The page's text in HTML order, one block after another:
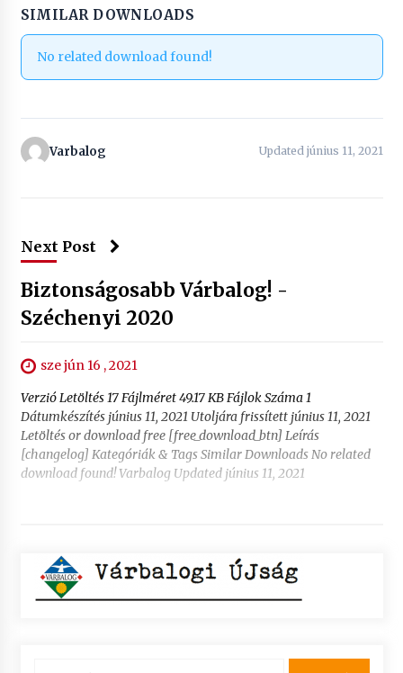
SIMILAR DOWNLOADS
No related download found!
Varbalog Updated június 11, 2021
Next Post
Biztonságosabb Várbalog! -
Széchenyi 2020
sze jún 16 , 2021
Verzió Letöltés 17 Fájlméret 49.17 KB Fájlok Száma 1
Dátumkészítés június 11, 2021 Utoljára frissített június 11, 2021
Letöltés or download free [free_download_btn] Leírás
[changelog] Kategóriák & Tags Similar Downloads No related
download found! Varbalog Updated június 11, 2021